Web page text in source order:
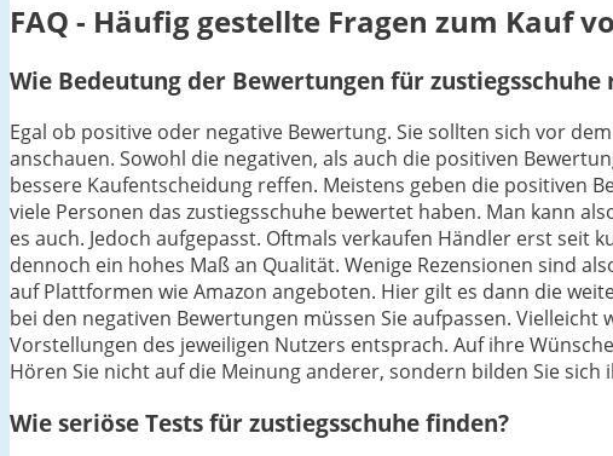
FAQ - Häufig gestellte Fragen zum Kauf
Wie Bedeutung der Bewertungen für
Egal ob positive oder negative Bewertung. Sie sollten sich vor
anschauen. Sowohl die negativen, als auch die positiven
bessere Kaufentscheidung reffen. Meistens geben die positiven
viele Personen das zustiegsschuhe bewertet haben. Man kann
es auch. Jedoch aufgepasst. Oftmals verkaufen Händler erst seit
dennoch ein hohes Maß an Qualität. Wenige Rezensionen sind
auf Plattformen wie Amazon angeboten. Hier gilt es dann die
bei den negativen Bewertungen müssen Sie aufpassen.
Vorstellungen des jeweiligen Nutzers entsprach. Auf ihre
Hören Sie nicht auf die Meinung anderer, sondern bilden Sie sich
Wie seriöse Tests für zustiegsschuhe finden?